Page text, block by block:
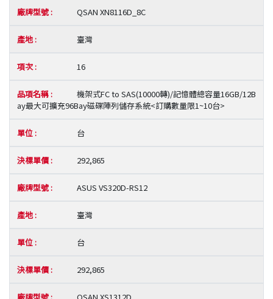
QSAN XN8116D_8C
臺灣
16
機架式FC to SAS(10000轉)/記憶體總容量16GB/12B
ay最大可擴充96Bay磁碟陣列儲存系統<訂購數量限1~10台>
台
292,865
ASUS VS320D-RS12
臺灣
台
292,865